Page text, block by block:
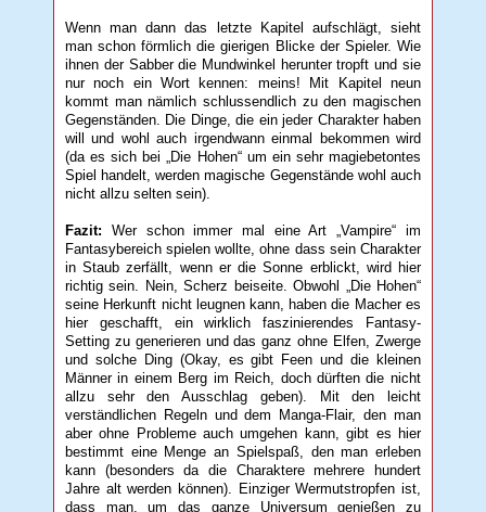
Wenn man dann das letzte Kapitel aufschlägt, sieht
man schon förmlich die gierigen Blicke der Spieler. Wie
ihnen der Sabber die Mundwinkel herunter tropft und sie
nur noch ein Wort kennen: meins! Mit Kapitel neun
kommt man nämlich schlussendlich zu den magischen
Gegenständen. Die Dinge, die ein jeder Charakter haben
will und wohl auch irgendwann einmal bekommen wird
(da es sich bei „Die Hohen“ um ein sehr magiebetontes
Spiel handelt, werden magische Gegenstände wohl auch
nicht allzu selten sein).
Fazit: Wer schon immer mal eine Art „Vampire“ im
Fantasybereich spielen wollte, ohne dass sein Charakter
in Staub zerfällt, wenn er die Sonne erblickt, wird hier
richtig sein. Nein, Scherz beiseite. Obwohl „Die Hohen“
seine Herkunft nicht leugnen kann, haben die Macher es
hier geschafft, ein wirklich faszinierendes Fantasy-
Setting zu generieren und das ganz ohne Elfen, Zwerge
und solche Ding (Okay, es gibt Feen und die kleinen
Männer in einem Berg im Reich, doch dürften die nicht
allzu sehr den Ausschlag geben). Mit den leicht
verständlichen Regeln und dem Manga-Flair, den man
aber ohne Probleme auch umgehen kann, gibt es hier
bestimmt eine Menge an Spielspaß, den man erleben
kann (besonders da die Charaktere mehrere hundert
Jahre alt werden können). Einziger Wermutstropfen ist,
dass man, um das ganze Universum genießen zu